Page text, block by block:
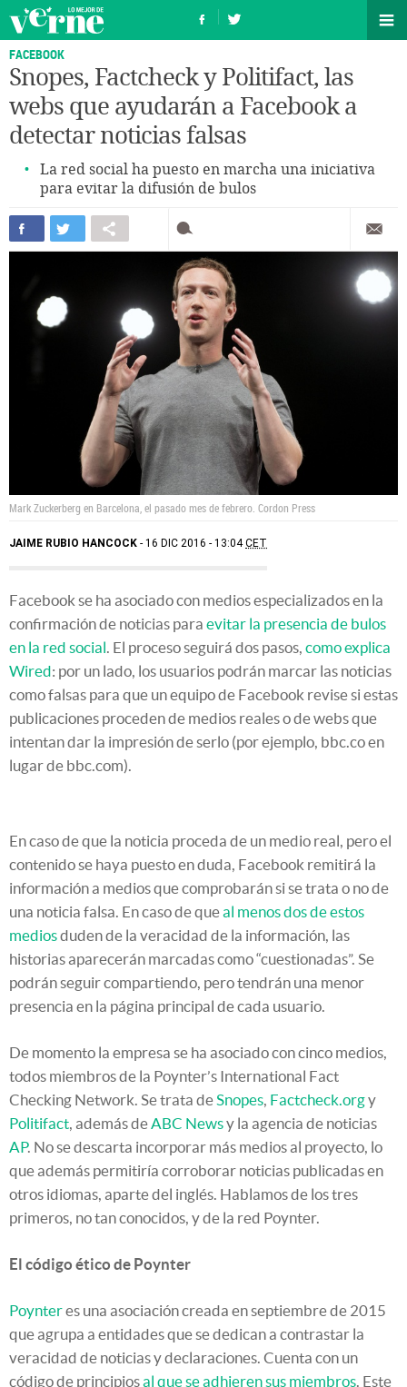
FACEBOOK
Snopes, Factcheck y Politifact, las
webs que ayudarán a Facebook a
detectar noticias falsas
La red social ha puesto en marcha una iniciativa
para evitar la difusión de bulos
Mark Zuckerberg en Barcelona, el pasado mes de febrero. Cordon Press
JAIME RUBIO HANCOCK 16 DIC 2016 - 13:04CET
Facebook se ha asociado con medios especializados en la
confirmación de noticias para evitar la presencia de bulos
en la red social. El proceso seguirá dos pasos, como explica
Wired: por un lado, los usuarios podrán marcar las noticias
como falsas para que un equipo de Facebook revise si estas
publicaciones proceden de medios reales o de webs que
intentan dar la impresión de serlo (por ejemplo, bbc.co en
lugar de bbc.com).
En caso de que la noticia proceda de un medio real, pero el
contenido se haya puesto en duda, Facebook remitirá la
información a medios que comprobarán si se trata o no de
una noticia falsa. En caso de queal menos dos de estos
mediosduden de la veracidad de la información, las
historias aparecerán marcadas como “cuestionadas”. Se
podrán seguir compartiendo, pero tendrán una menor
presencia en la página principal de cada usuario.
De momento la empresa se ha asociado con cinco medios,
todos miembros de la Poynter’s International Fact
Checking Network. Se trata deSnopes, Factcheck.orgy
Politifact, además deABC Newsy la agencia de noticias
AP. No se descarta incorporar más medios al proyecto, lo
que además permitiría corroborar noticias publicadas en
otros idiomas, aparte del inglés. Hablamos de los tres
primeros, no tan conocidos, y de la red Poynter.
El código ético de Poynter
Poynteres una asociación creada en septiembre de 2015
que agrupa a entidades que se dedican a contrastar la
veracidad de noticias y declaraciones. Cuenta con un
código de principiosal que se adhieren sus miembros. Este